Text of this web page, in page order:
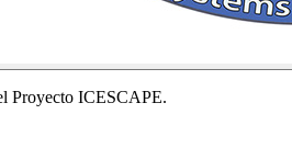
Proyecto ICESCAPE.